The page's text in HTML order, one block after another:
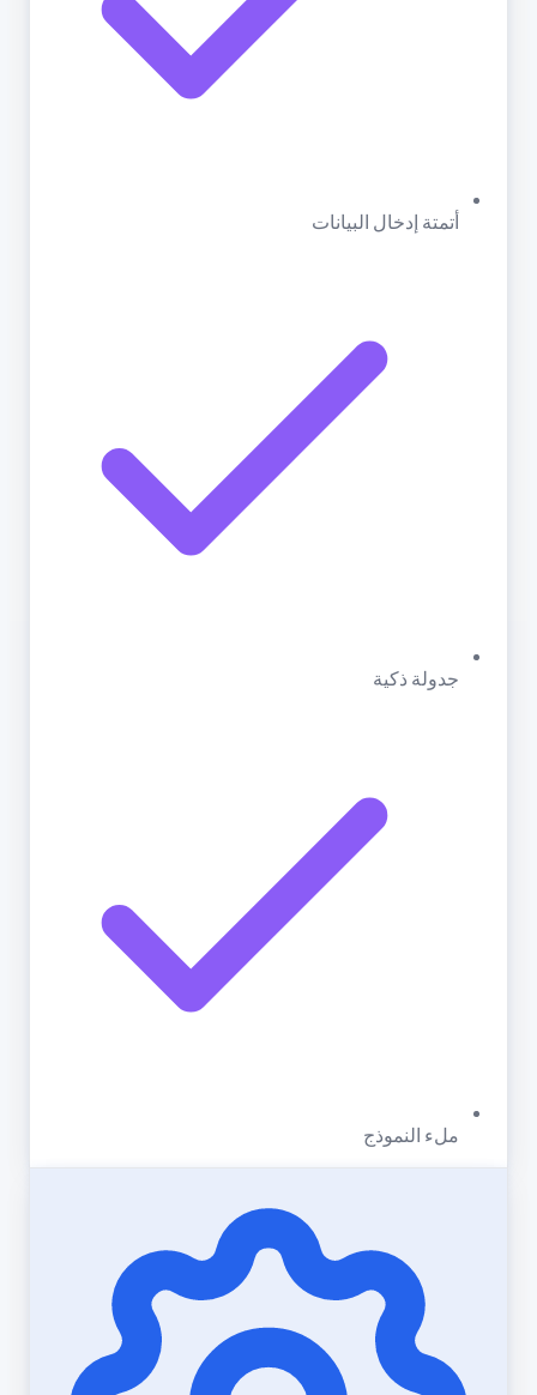
أتمتة إدخال البيانات
جدولة ذكية
ملء النموذج